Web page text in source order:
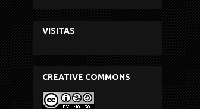
VISITAS
CREATIVE COMMONS